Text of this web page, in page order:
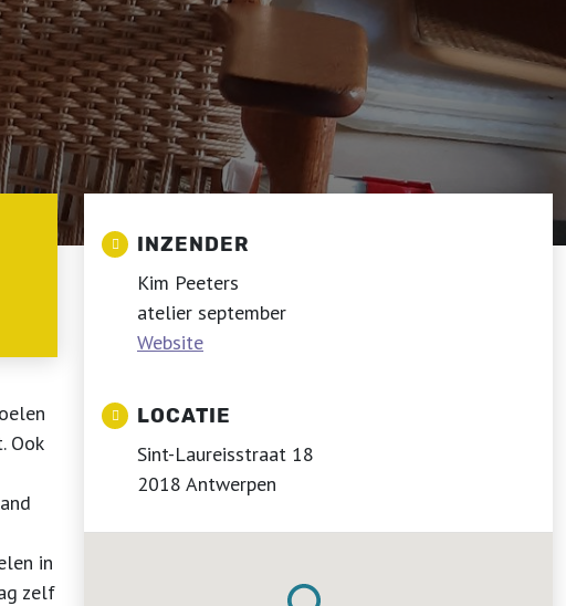
Ook
in
zelf
INZENDER
Kim Peeters
atelier september
Website
LOCATIE
Sint-Laureisstraat 18
2018 Antwerpen